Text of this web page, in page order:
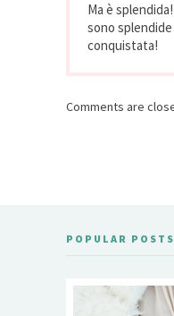
Ma è
sono splendide
conquistata!
Comments are
POPULAR POSTS